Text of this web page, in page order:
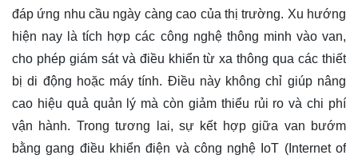
đáp ứng nhu cầu ngày càng cao của thị trường. Xu hướng
hiện nay là tích hợp các công nghệ thông minh vào van,
cho phép giám sát và điều khiển từ xa thông qua các thiết
bị di động hoặc máy tính. Điều này không chỉ giúp nâng
cao hiệu quả quản lý mà còn giảm thiểu rủi ro và chi phí
vận hành. Trong tương lai, sự kết hợp giữa van bướm
bằng gang điều khiển điện và công nghệ IoT (Internet of